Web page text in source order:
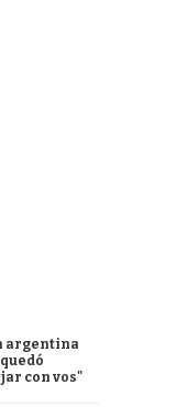
argentina
con vos"